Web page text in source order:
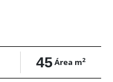
45Área m2